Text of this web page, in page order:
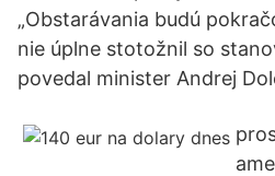
„Obstarávania budú
nie úplne stotožnil so
povedal minister Andrej